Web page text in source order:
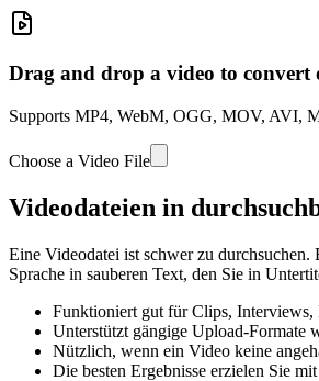
Drag and drop a video to convert
Supports MP4, WebM, OGG, MOV, AVI,
Choose a Video File
Videodateien in
Eine Videodatei ist schwer zu
Sprache in sauberen Text, den Sie in
Funktioniert gut für Clips,
Unterstützt gängige Upload-
Nützlich, wenn ein Video keine
Die besten Ergebnisse erzielen Sie